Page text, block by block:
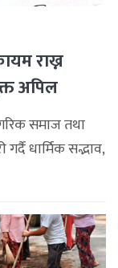
राख्न
अपिल
समाज तथा
धार्मिक सद्भाव,
पक्षलाई संयमता